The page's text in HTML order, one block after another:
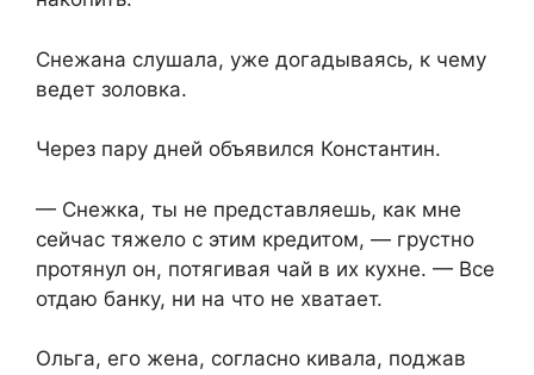
Снежана слушала, уже догадываясь, к чему
ведет золовка.
Через пару дней объявился Константин.
— Снежка, ты не представляешь, как мне
сейчас тяжело с этим кредитом, — грустно
протянул он, потягивая чай в их кухне. — Все
отдаю банку, ни на что не хватает.
Ольга, его жена, согласно кивала, поджав